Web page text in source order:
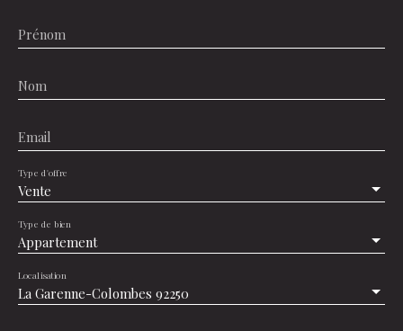
Prénom
Nom
Email
Vente
Type d'offre
Appartement
Type de bien
La Garenne-Colombes 92250
Localisation